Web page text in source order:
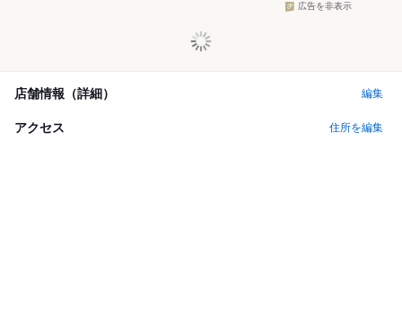
広告を非表示
店舗情報（詳細） 編集
アクセス 住所を編集